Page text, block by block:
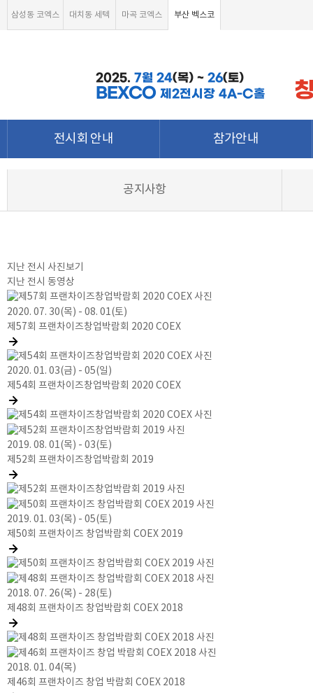
삼성동 코엑스 대치동 세텍 마곡 코엑스 부산 벡스코
2025. 7월 24(목) ~ 26(토)
BEXCO 제2전시장 4A-C홀
전시회 안내 참가안내
공지사항
지난 전시 사진보기
지난 전시 동영상
2020. 07. 30(목) - 08. 01(토)
제57회 프랜차이즈창업박람회 2020 COEX
2020. 01. 03(금) - 05(일)
제54회 프랜차이즈창업박람회 2020 COEX
2019. 08. 01(목) - 03(토)
제52회 프랜차이즈창업박람회 2019
2019. 01. 03(목) - 05(토)
제50회 프랜차이즈 창업박람회 COEX 2019
2018. 07. 26(목) - 28(토)
제48회 프랜차이즈 창업박람회 COEX 2018
2018. 01. 04(목)
제46회 프랜차이즈 창업 박람회 COEX 2018